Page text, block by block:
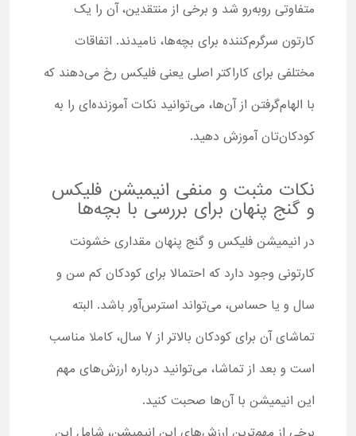
متفاوتی روبه‌رو شد و برخی از منتقدین، آن را یک
کارتون سرگرم‌کننده برای بچه‌ها، نامیدند. اتفاقات
مختلفی برای کاراکتر اصلی یعنی فلیکس رخ می‌دهند که
با الهام‌گرفتن از آن‌ها، می‌توانید نکات آموزنده‌ای را به
کودکان‌تان آموزش دهید.
نکات مثبت و منفی انیمیشن فلیکس
و گنج پنهان برای بررسی با بچه‌ها
در انیمیشن فلیکس و گنج پنهان مقداری خشونت
کارتونی وجود دارد که احتمالا برای کودکان کم سن و
سال و یا حساس، می‌تواند استرس‌آور باشد. البته
تماشای آن برای کودکان بالاتر از 7 سال، کاملا مناسب
است و بعد از تماشا، می‌توانید درباره ارزش‌های مهم
این انیمیشن با آن‌ها صحبت کنید.